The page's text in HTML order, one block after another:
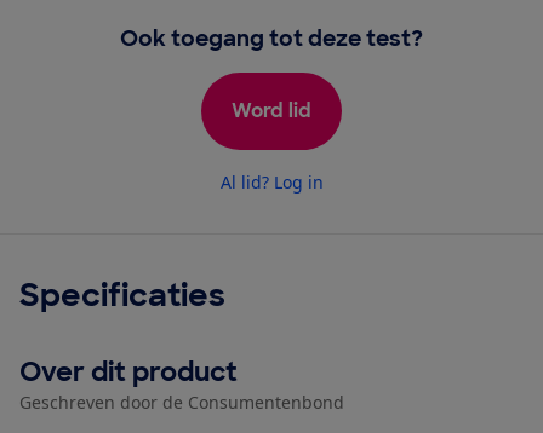
Ook toegang tot deze test?
Word lid
Al lid? Log in
Specificaties
Over dit product
Geschreven door de Consumentenbond